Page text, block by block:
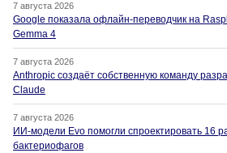
7 августа 2026
Google показала офлайн-переводчик на
Gemma 4
7 августа 2026
Anthropic создаёт собственную команду
Claude
7 августа 2026
ИИ-модели Evo помогли спроектировать 16
бактериофагов